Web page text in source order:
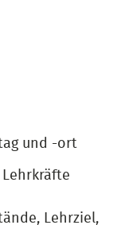
und -ort
Lehrziel,